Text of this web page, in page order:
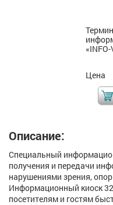
Цена
Описание:
Специальный
получения и передачи
нарушениями зрения,
Информационный киоск
посетителям и гостям